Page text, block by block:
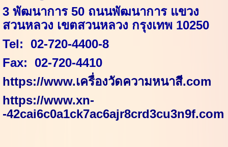
3พัฒนาการ 50 ถนนพัฒนาการ แขวง
สวนหลวง เขตสวนหลวง กรุงเทพ 10250
Tel:
02-720-4400-8
Fax:
02-720-4410
https://www.เครื่องวัดความหนาสี.com
https://www.xn-
-42cai6c0a1ck7ac6ajr8crd3cu3n9f.com